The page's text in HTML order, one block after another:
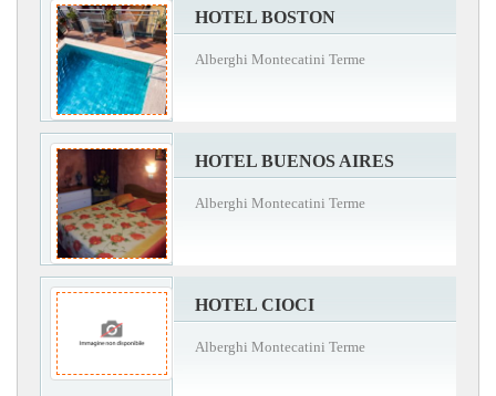
HOTEL BOSTON
Alberghi Montecatini Terme
HOTEL BUENOS AIRES
Alberghi Montecatini Terme
HOTEL CIOCI
Alberghi Montecatini Terme